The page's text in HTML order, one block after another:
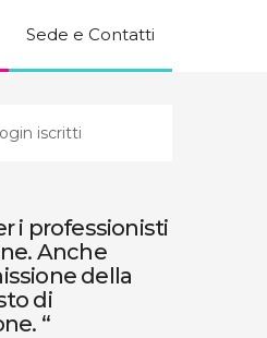
Sede e Contatti
iscritti
i professionisti
Anche
della
di
“